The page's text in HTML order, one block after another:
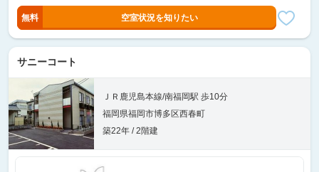
無料 空室状況を知りたい
サニーコート
ＪＲ鹿児島本線/南福岡駅 歩10分
福岡県福岡市博多区西春町
築22年 / 2階建